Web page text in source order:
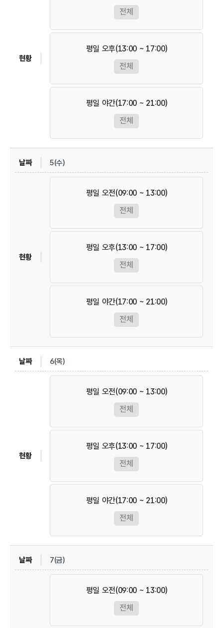
전체
평일 오후(13:00 ~ 17:00)
전체
평일 야간(17:00 ~ 21:00)
전체
5(수)
평일 오전(09:00 ~ 13:00)
전체
평일 오후(13:00 ~ 17:00)
전체
평일 야간(17:00 ~ 21:00)
전체
6(목)
평일 오전(09:00 ~ 13:00)
전체
평일 오후(13:00 ~ 17:00)
전체
평일 야간(17:00 ~ 21:00)
전체
7(금)
평일 오전(09:00 ~ 13:00)
전체